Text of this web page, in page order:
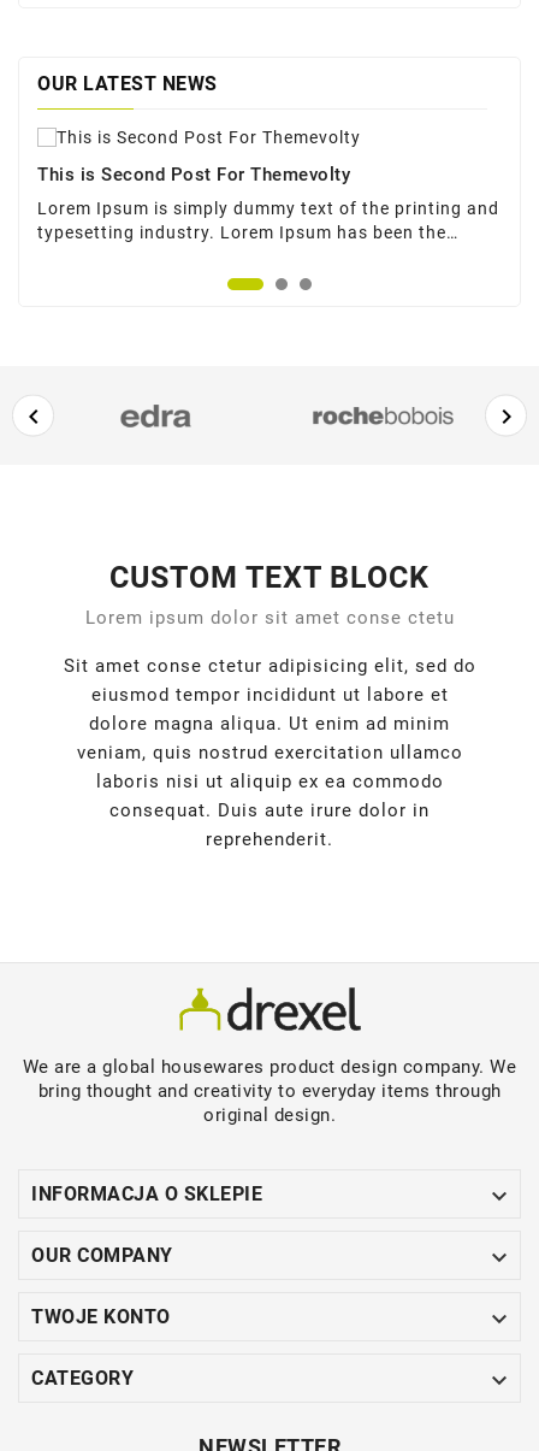
OUR LATEST NEWS
maj
This is Second Post For Themevolty
Lorem Ipsum is simply dummy text of the printing and
typesetting industry. Lorem Ipsum has been the
 
CUSTOM TEXT BLOCK
Lorem ipsum dolor sit amet conse ctetu
Sit amet conse ctetur adipisicing elit, sed do
eiusmod tempor incididunt ut labore et
dolore magna aliqua. Ut enim ad minim
veniam, quis nostrud exercitation ullamco
laboris nisi ut aliquip ex ea commodo
consequat. Duis aute irure dolor in
reprehenderit.
We are a global housewares product design company. We
bring thought and creativity to everyday items through
original design.
INFORMACJA O SKLEPIE 
OUR COMPANY 
TWOJE KONTO 
CATEGORY 